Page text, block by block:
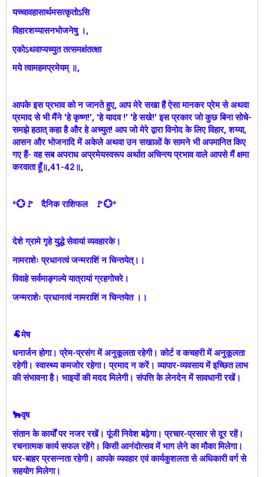
यच्चावहासार्थमसत्कृतोऽसि
विहारशय्यासनभोजनेषु ।,
एकोऽथवाप्यच्युत तत्समक्षंतत्क्षा
मये त्वामहमप्रमेयम्‌ ॥,
आपके इस प्रभाव को न जानते हुए, आप मेरे सखा हैं ऐसा मानकर प्रेम से अथवा
प्रमाद से भी मैंने 'हे कृष्ण!', 'हे यादव !' 'हे सखे!' इस प्रकार जो कुछ बिना सोचे-
समझे हठात्‌ कहा है और हे अच्युत! आप जो मेरे द्वारा विनोद के लिए विहार, शय्या,
आसन और भोजनादि में अकेले अथवा उन सखाओं के सामने भी अपमानित किए
गए हैं- वह सब अपराध अप्रमेयस्वरूप अर्थात अचिन्त्य प्रभाव वाले आपसे मैं क्षमा
करवाता हूँ॥,41-42॥,
*💮🚩 दैनिक राशिफल 🚩💮*
देशे ग्रामे गृहे युद्धे सेवायां व्यवहारके।
नामराशेः प्रधानत्वं जन्मराशिं न चिन्तयेत्।।
विवाहे सर्वमाङ्गल्ये यात्रायां ग्रहगोचरे।
जन्मराशेः प्रधानत्वं नामराशिं न चिन्तयेत ।।
🐏मेष
धनार्जन होगा। प्रेम-प्रसंग में अनुकूलता रहेगी। कोर्ट व कचहरी में अनुकूलता
रहेगी। स्वास्थ्य कमजोर रहेगा। प्रमाद न करें। व्यापार-व्यवसाय में इच्छित लाभ
की संभावना है। भाइयों की मदद मिलेगी। संपत्ति के लेनदेन में सावधानी रखें।
🐂वृष
संतान के कार्यों पर नजर रखें। पूंजी निवेश बढ़ेगा। प्रचार-प्रसार से दूर रहें।
रचनात्मक कार्य सफल रहेंगे। किसी आनंदोत्सव में भाग लेने का मौका मिलेगा।
घर-बाहर प्रसन्नता रहेगी। आपके व्यवहार एवं कार्यकुशलता से अधिकारी वर्ग से
सहयोग मिलेगा।